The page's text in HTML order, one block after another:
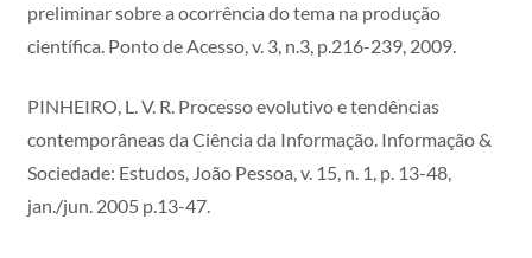
preliminar sobre a ocorrência do tema na produção
científica. Ponto de Acesso, v. 3, n.3, p.216-239, 2009.
PINHEIRO, L. V. R. Processo evolutivo e tendências
contemporâneas da Ciência da Informação. Informação &
Sociedade: Estudos, João Pessoa, v. 15, n. 1, p. 13-48,
jan./jun. 2005 p.13-47.